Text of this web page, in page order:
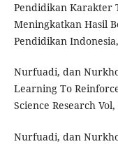
Pendidikan Karakter
Meningkatkan Hasil
Pendidikan
Nurfuadi, dan
Learning To
Science Research
Nurfuadi, dan